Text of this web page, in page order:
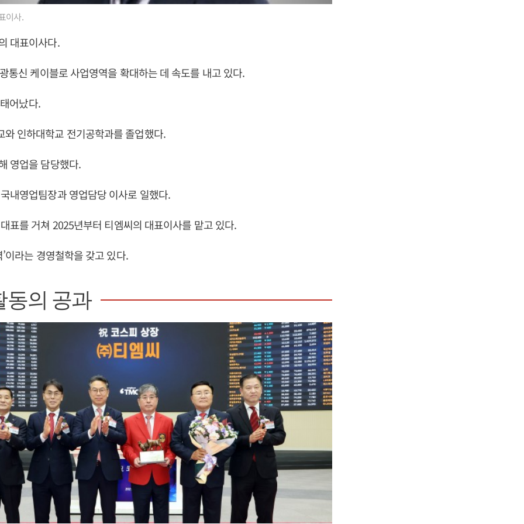
이사.
대표이사다.
통신 케이블로 사업영역을 확대하는 데 속도를 내고 있다.
어났다.
와 인하대학교 전기공학과를 졸업했다.
영업을 담당했다.
내영업팀장과 영업담당 이사로 일했다.
표를 거쳐 2025년부터 티엠씨의 대표이사를 맡고 있다.
이라는 경영철학을 갖고 있다.
동의 공과